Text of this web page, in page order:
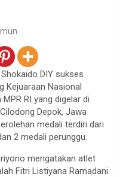
DIY sukses
Kejuaraan Nasional
RI yang digelar di
Depok, Jawa
medali terdiri dari
2 medali perunggu.
mengatakan atlet
Fitri Listiyana Ramadani